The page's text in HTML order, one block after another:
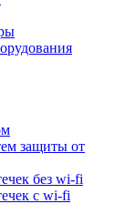
защиты от
без wi-fi
с wi-fi